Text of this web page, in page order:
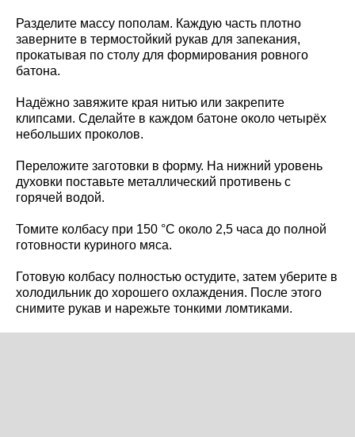
Разделите массу пополам. Каждую часть плотно
заверните в термостойкий рукав для запекания,
прокатывая по столу для формирования ровного
батона.
Надёжно завяжите края нитью или закрепите
клипсами. Сделайте в каждом батоне около четырёх
небольших проколов.
Переложите заготовки в форму. На нижний уровень
духовки поставьте металлический противень с
горячей водой.
Томите колбасу при 150 °C около 2,5 часа до полной
готовности куриного мяса.
Готовую колбасу полностью остудите, затем уберите в
холодильник до хорошего охлаждения. После этого
снимите рукав и нарежьте тонкими ломтиками.